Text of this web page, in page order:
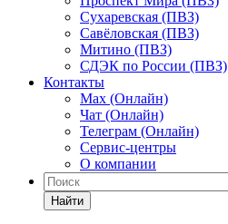
Сухаревская (ПВЗ)
Савёловская (ПВЗ)
Митино (ПВЗ)
СДЭК по России (ПВЗ)
Контакты
Max (Онлайн)
Чат (Онлайн)
Телеграм (Онлайн)
Сервис-центры
О компании
Найти